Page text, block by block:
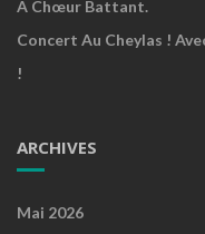
A Chœur Battant.
Concert Au Cheylas !
!
ARCHIVES
Mai 2026